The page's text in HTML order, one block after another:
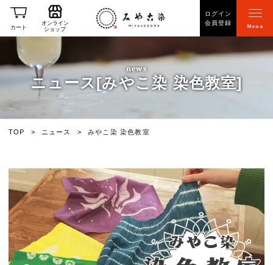
カート
オンライン
ショップ
ログイン
会員登録
Menu
news
ニュース[みやこ染 染色教室]
TOP ニュース みやこ染 染色教室